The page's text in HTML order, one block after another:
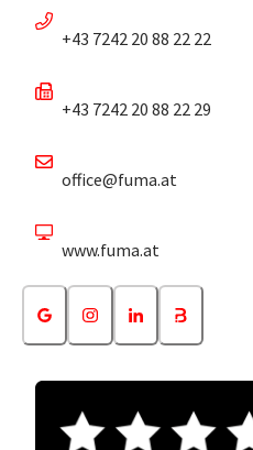
+43 7242 20 88 22 22
+43 7242 20 88 22 29
office@fuma.at
www.fuma.at